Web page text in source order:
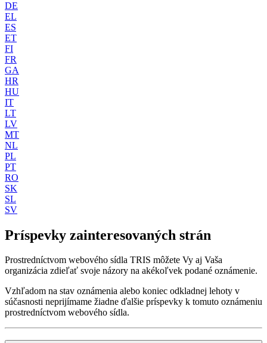
DE
EL
ES
ET
FI
FR
GA
HR
HU
IT
LT
LV
MT
NL
PL
PT
RO
SK
SL
SV
Príspevky zainteresovaných strán
Prostredníctvom webového sídla TRIS môžete Vy aj Vaša
organizácia zdieľať svoje názory na akékoľvek podané oznámenie.
Vzhľadom na stav oznámenia alebo koniec odkladnej lehoty v
súčasnosti neprijímame žiadne ďalšie príspevky k tomuto oznámeniu
prostredníctvom webového sídla.